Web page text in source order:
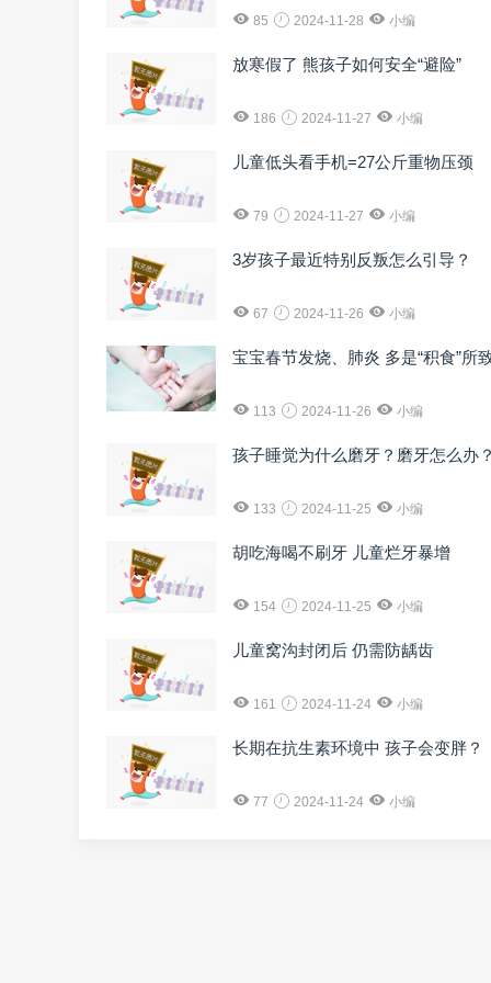
85 2024-11-28 小编
放寒假了 熊孩子如何安全“避险”
186 2024-11-27 小编
儿童低头看手机=27公斤重物压颈
79 2024-11-27 小编
3岁孩子最近特别反叛怎么引导？
67 2024-11-26 小编
宝宝春节发烧、肺炎 多是“积食”所
113 2024-11-26 小编
孩子睡觉为什么磨牙？磨牙怎么办
133 2024-11-25 小编
胡吃海喝不刷牙 儿童烂牙暴增
154 2024-11-25 小编
儿童窝沟封闭后 仍需防龋齿
161 2024-11-24 小编
长期在抗生素环境中 孩子会变胖？
77 2024-11-24 小编